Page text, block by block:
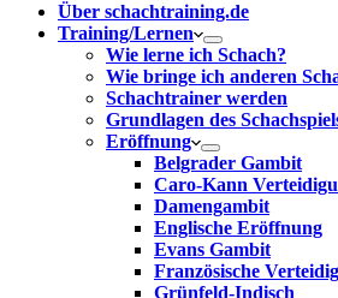
Über schachtraining.de
Training/Lernen
Wie lerne ich Schach?
Wie bringe ich anderen
Schachtrainer werden
Grundlagen des
Eröffnung
Belgrader Gambit
Caro-Kann
Damengambit
Englische Eröffnung
Evans Gambit
Französische
Grünfeld-Indisch